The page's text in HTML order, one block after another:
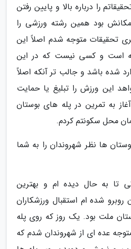
را درباره بالا و پایین رفتن
امکانش بود همین رشته ورزشی را
تحقیقات متوجه شدم اصلاً این
است و کسی نیست که در این
شده باشد و جالب تر آنکه اصلاً
این ورزش را تبلیغ یا حمایت
به تمرین در پله های بوستان
محل سکونتم کردم.
ها نظر شهروندان را به شما
تا به حال دیده ام و بهترین
روبرو شده ام استقبال ورزشکاران
ملت بود. یک روز که روی پله
عده ای از شهروندان شدم که